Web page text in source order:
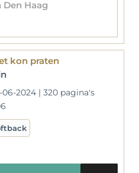
Haag
kon praten
06-2024 | 320 pagina's